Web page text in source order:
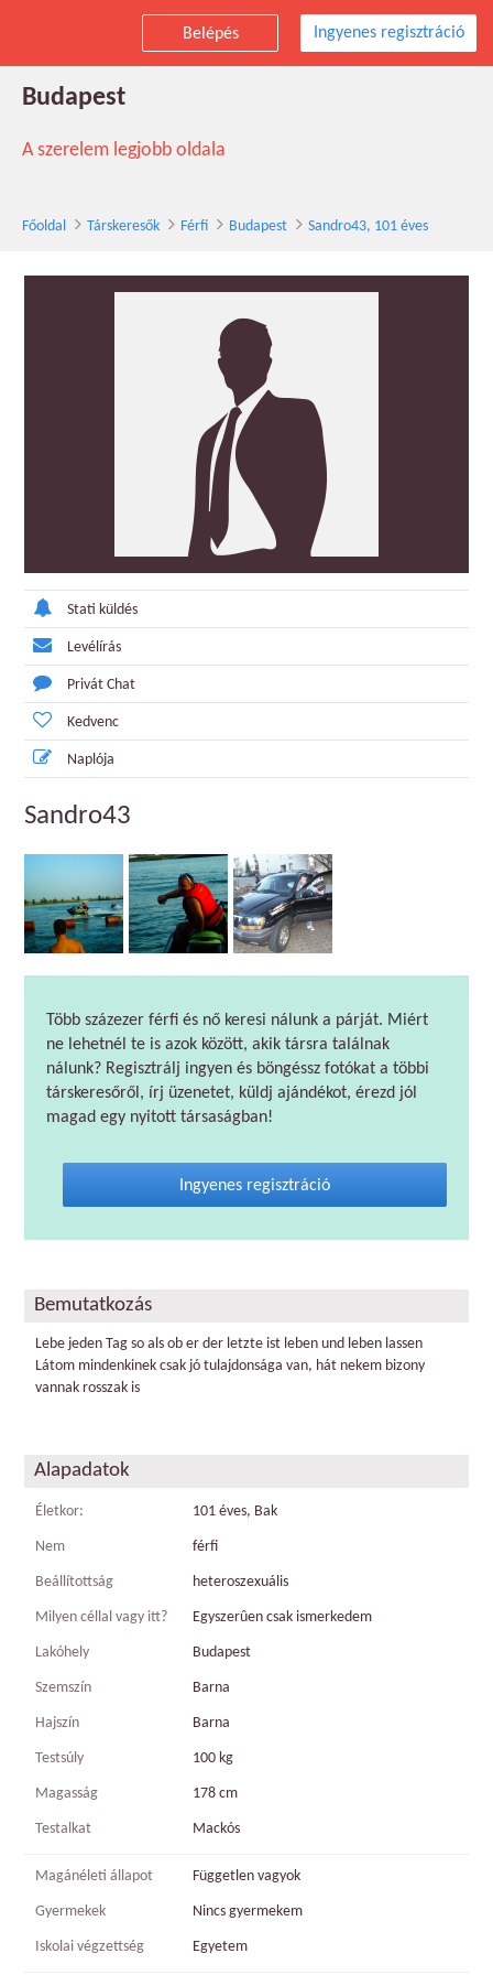
Belépés Ingyenes regisztráció
Sandro43 társkereső férfi, 101 éves,
Budapest
A szerelem legjobb oldala
Főoldal Társkeresők Férfi Budapest Sandro43, 101 éves
Stati küldés
Levélírás
Privát Chat
Kedvenc
Naplója
Sandro43
Több százezer férfi és nő keresi nálunk a párját. Miért
ne lehetnél te is azok között, akik társra találnak
nálunk? Regisztrálj ingyen és böngéssz fotókat a többi
társkeresőről, írj üzenetet, küldj ajándékot, érezd jól
magad egy nyitott társaságban!
Ingyenes regisztráció
Bemutatkozás
Lebe jeden Tag so als ob er der letzte ist leben und leben lassen
Látom mindenkinek csak jó tulajdonsága van, hát nekem bizony
vannak rosszak is
Alapadatok
Életkor: 101 éves, Bak
Nem férfi
Beállítottság heteroszexuális
Milyen céllal vagy itt? Egyszerûen csak ismerkedem
Lakóhely Budapest
Szemszín Barna
Hajszín Barna
Testsúly 100 kg
Magasság 178 cm
Testalkat Mackós
Magánéleti állapot Független vagyok
Gyermekek Nincs gyermekem
Iskolai végzettség Egyetem